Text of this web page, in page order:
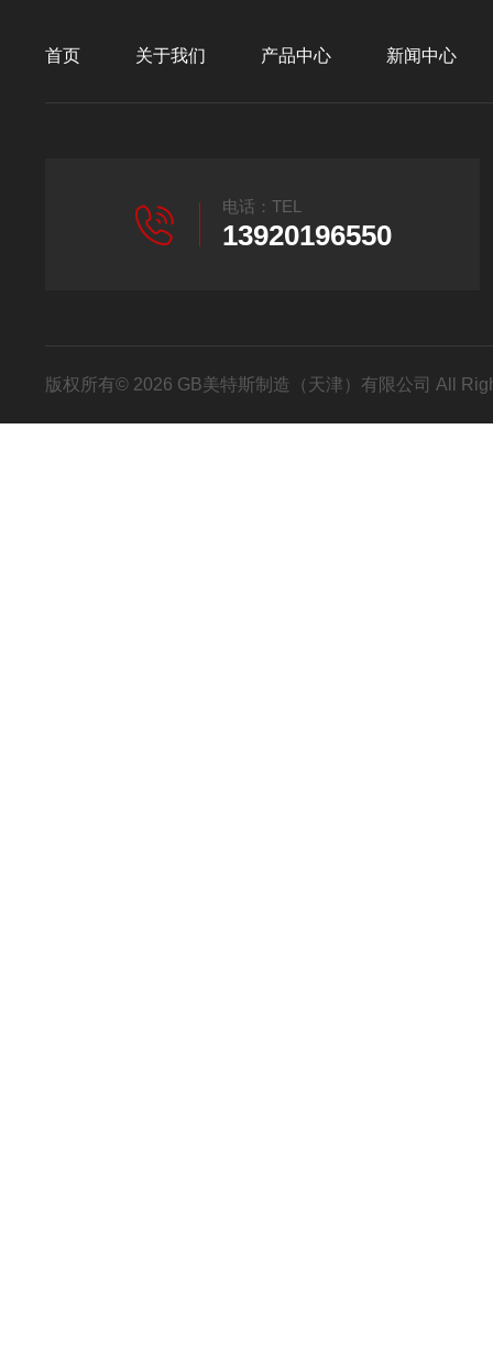
首页 关于我们 产品中心 新闻中心
电话：TEL
13920196550
版权所有© 2026 GB美特斯制造（天津）有限公司 All